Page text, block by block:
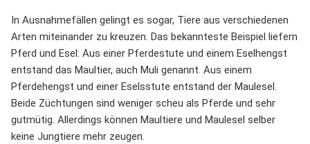
In Ausnahmefällen gelingt es sogar, Tiere aus verschiedenen
Arten miteinander zu kreuzen. Das bekannteste Beispiel liefern
Pferd und Esel: Aus einer Pferdestute und einem Eselhengst
entstand das Maultier, auch Muli genannt. Aus einem
Pferdehengst und einer Eselsstute entstand der Maulesel.
Beide Züchtungen sind weniger scheu als Pferde und sehr
gutmütig. Allerdings können Maultiere und Maulesel selber
keine Jungtiere mehr zeugen.